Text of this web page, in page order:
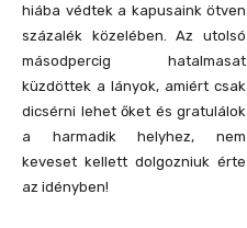
hiába védtek a kapusaink ötven
százalék közelében. Az utolsó
másodpercig hatalmasat
küzdöttek a lányok, amiért csak
dicsérni lehet őket és gratulálok
a harmadik helyhez, nem
keveset kellett dolgozniuk érte
az idényben!